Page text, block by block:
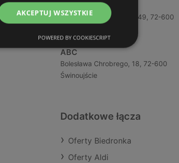
Żabka
Ul. Bohaterów Września 49, 72-600
ABC
Bolesława Chrobrego, 18, 72-600
Świnoujście
Dodatkowe łącza
Oferty Biedronka
Oferty Aldi
AKCEPTUJ WSZYSTKIE
POWERED BY COOKIESCRIPT